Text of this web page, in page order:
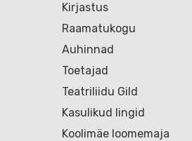
Kirjastus
Raamatukogu
Auhinnad
Toetajad
Teatriliidu Gild
Kasulikud lingid
Koolimäe loomemaja